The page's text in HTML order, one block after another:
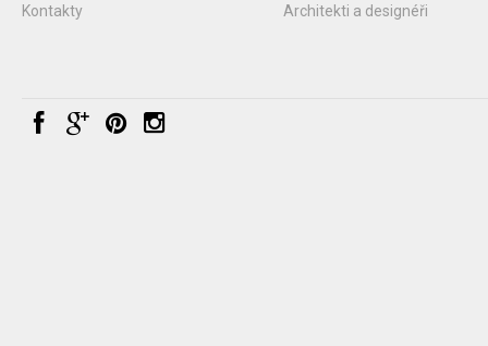
Kontakty
Architekti a designéři